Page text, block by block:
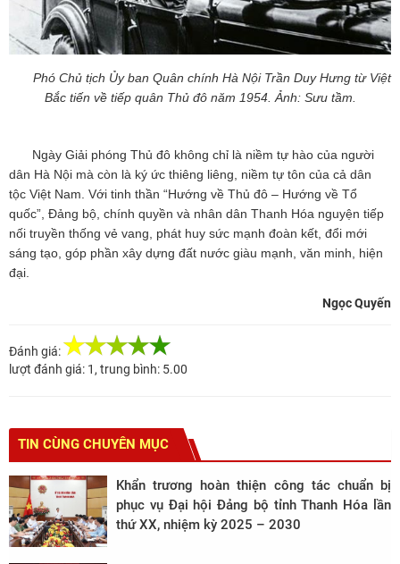
Phó Chủ tịch Ủy ban Quân chính Hà Nội Trần Duy Hưng từ Việt
Bắc tiến về tiếp quân Thủ đô năm 1954. Ảnh: Sưu tầm.
Ngày Giải phóng Thủ đô không chỉ là niềm tự hào của người
dân Hà Nội mà còn là ký ức thiêng liêng, niềm tự tôn của cả dân
tộc Việt Nam. Với tinh thần “Hướng về Thủ đô – Hướng về Tổ
quốc”, Đảng bộ, chính quyền và nhân dân Thanh Hóa nguyện tiếp
nối truyền thống vẻ vang, phát huy sức mạnh đoàn kết, đổi mới
sáng tạo, góp phần xây dựng đất nước giàu mạnh, văn minh, hiện
đại.
Ngọc Quyến
Đánh giá:
lượt đánh giá: 1 , trung bình: 5.00
TIN CÙNG CHUYÊN MỤC
Khẩn trương hoàn thiện công tác chuẩn bị
phục vụ Đại hội Đảng bộ tỉnh Thanh Hóa lần
thứ XX, nhiệm kỳ 2025 – 2030